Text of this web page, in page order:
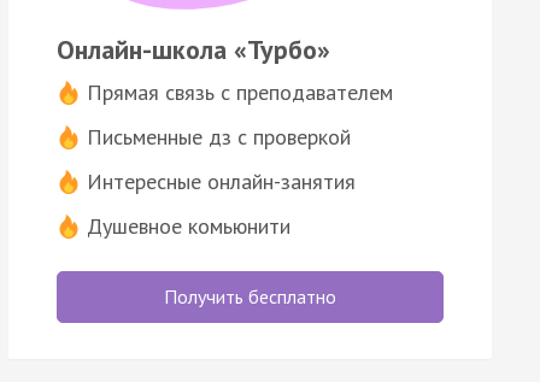
Онлайн-школа «Турбо»
Прямая связь с преподавателем
Письменные дз с проверкой
Интересные онлайн-занятия
Душевное комьюнити
Получить бесплатно